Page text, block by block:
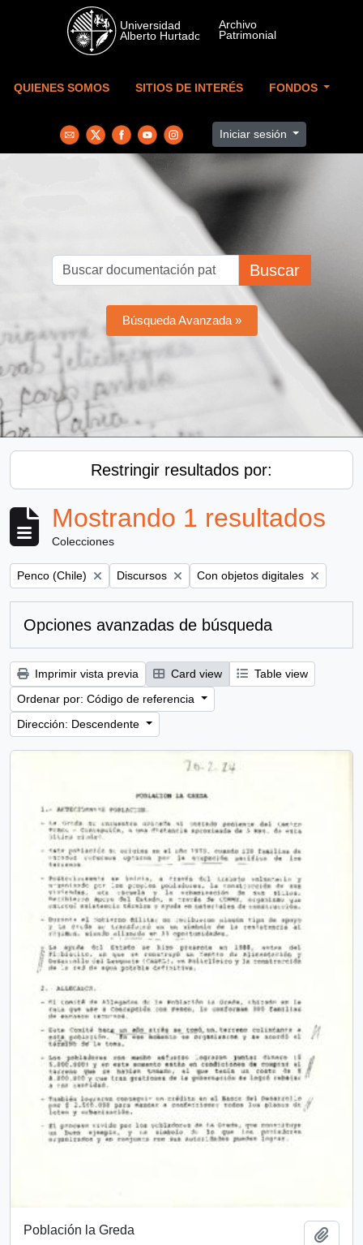
Skip to main content
QUIENES SOMOS SITIOS DE INTERÉS FONDOS
Iniciar sesión
Buscar
Búsqueda Avanzada »
Restringir resultados por:
Mostrando 1 resultados
Colecciones
Remove filter:
Penco (Chile) Remove filter:
Discursos Remove filter:
Con objetos digitales
Opciones avanzadas de búsqueda
Imprimir vista previa Card view
Table view
Ordenar por: Código de referencia
Dirección: Descendente
Población la Greda